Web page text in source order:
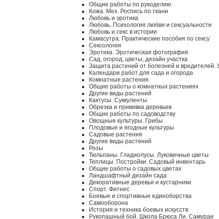
Общие работы по рукоделию
Кожа. Мех. Роспись по ткани
Любовь и эротика
Любовь. Психология любви и сексуальности
Любовь и секс в истории
Камасутра. Практические пособия по сексу
Сексология
Эротика. Эротическая фотография
Сад, огород, цветы, дизайн участка
Защита растений от болезней и вредителей.
Календари работ для сада и огорода
Комнатные растения
Общие работы о комнатных растениях
Другие виды растений
Кактусы. Суккуленты
Обрезка и прививка деревьев
Общие работы по садоводству
Овощные культуры. Грибы
Плодовые и ягодные культуры
Садовые растения
Другие виды растений
Розы
Тюльпаны. Гладиолусы. Луковичные цветы
Теплицы. Постройки. Садовый инвентарь
Общие работы о садовых цветах
Ландшафтный дизайн сада
Декоративные деревья и кустарники
Спорт. Фитнес
Боевые и спортивные единоборства
Самооборона
История и техника боевых искусств
Рукопашный бой. Школа Брюса Ли. Самураи